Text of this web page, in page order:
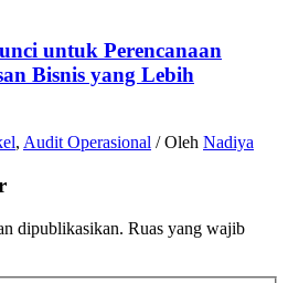
untuk Perencanaan
Bisnis yang Lebih
, Audit Operasional / Oleh Nadiya
dipublikasikan. Ruas yang wajib